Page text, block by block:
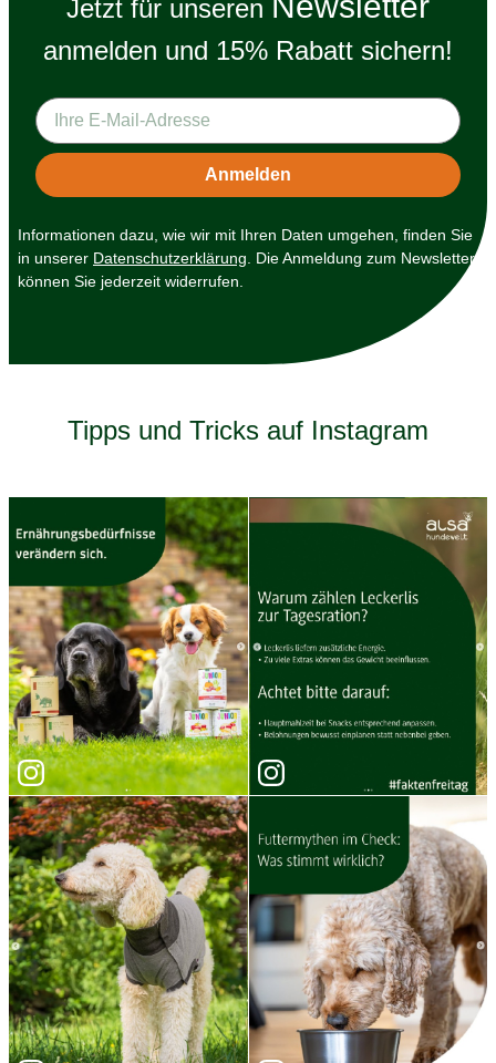
Jetzt für unseren
anmelden und 15% Rabatt sichern!
Informationen dazu, wie wir mit Ihren Daten umgehen, finden Sie
in unserer Datenschutzerklärung . Die Anmeldung zum Newsletter
können Sie jederzeit widerrufen.
Tipps und Tricks auf Instagram